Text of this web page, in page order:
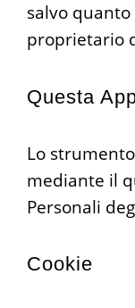
salvo
proprietario
Questa
Lo
mediante il
Personali
Cookie